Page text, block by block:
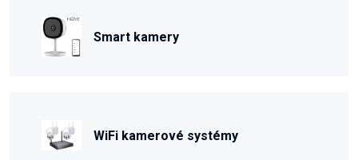
Smart kamery
WiFi kamerové systémy